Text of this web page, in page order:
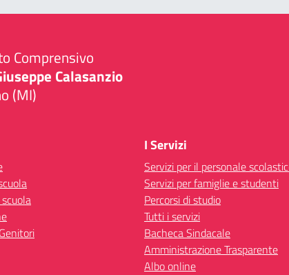
Comprensivo
Calasanzio
(MI)
I Servizi
Servizi per il personale
Servizi per famiglie e studenti
Percorsi di studio
Tutti i servizi
Bacheca Sindacale
Amministrazione Trasparente
Albo online